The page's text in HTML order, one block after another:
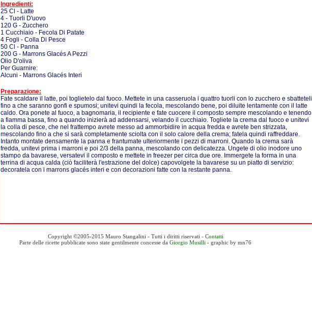
Ingredienti:
25 Cl - Latte
4 - Tuorli D'uovo
120 G - Zucchero
1 Cucchiaio - Fecola Di Patate
4 Fogli - Colla Di Pesce
50 Cl - Panna
200 G - Marrons Glacés A Pezzi
Olio D'oliva
Per Guarnire:
Alcuni - Marrons Glacés Interi
Preparazione:
Fate scaldare il latte, poi toglietelo dal fuoco. Mettete in una casseruola i quattro tuorli con lo zucchero e sbatteteli
fino a che saranno gonfi e spumosi; unitevi quindi la fecola, mescolando bene, poi diluite lentamente con il latte
caldo. Ora ponete al fuoco, a bagnomaria, il recipiente e fate cuocere il composto sempre mescolando e tenendo
a fiamma bassa, fino a quando inizierà ad addensarsi, velando il cucchiaio. Togliete la crema dal fuoco e unitevi
la colla di pesce, che nel frattempo avrete messo ad ammorbidire in acqua fredda e avrete ben strizzata,
mescolando fino a che si sarà completamente sciolta con il solo calore della crema; fatela quindi raffreddare.
Intanto montate densamente la panna e frantumate ulteriormente i pezzi di marroni. Quando la crema sarà
fredda, unitevi prima i marroni e poi 2/3 della panna, mescolando con delicatezza. Ungete di olio inodore uno
stampo da bavarese, versatevi il composto e mettete in freezer per circa due ore. Immergete la forma in una
terrina di acqua calda (ciò faciliterà l'estrazione del dolce) capovolgete la bavarese su un piatto di servizio:
decoratela con i marrons glacés interi e con decorazioni fatte con la restante panna.
Copyright ©2005-2015 Mauro Stangalini - Tutti i diritti riservati - Contatti
Parte delle ricette pubblicate sono state gentilmente concesse da Giorgio Musilli - graphic by mn76